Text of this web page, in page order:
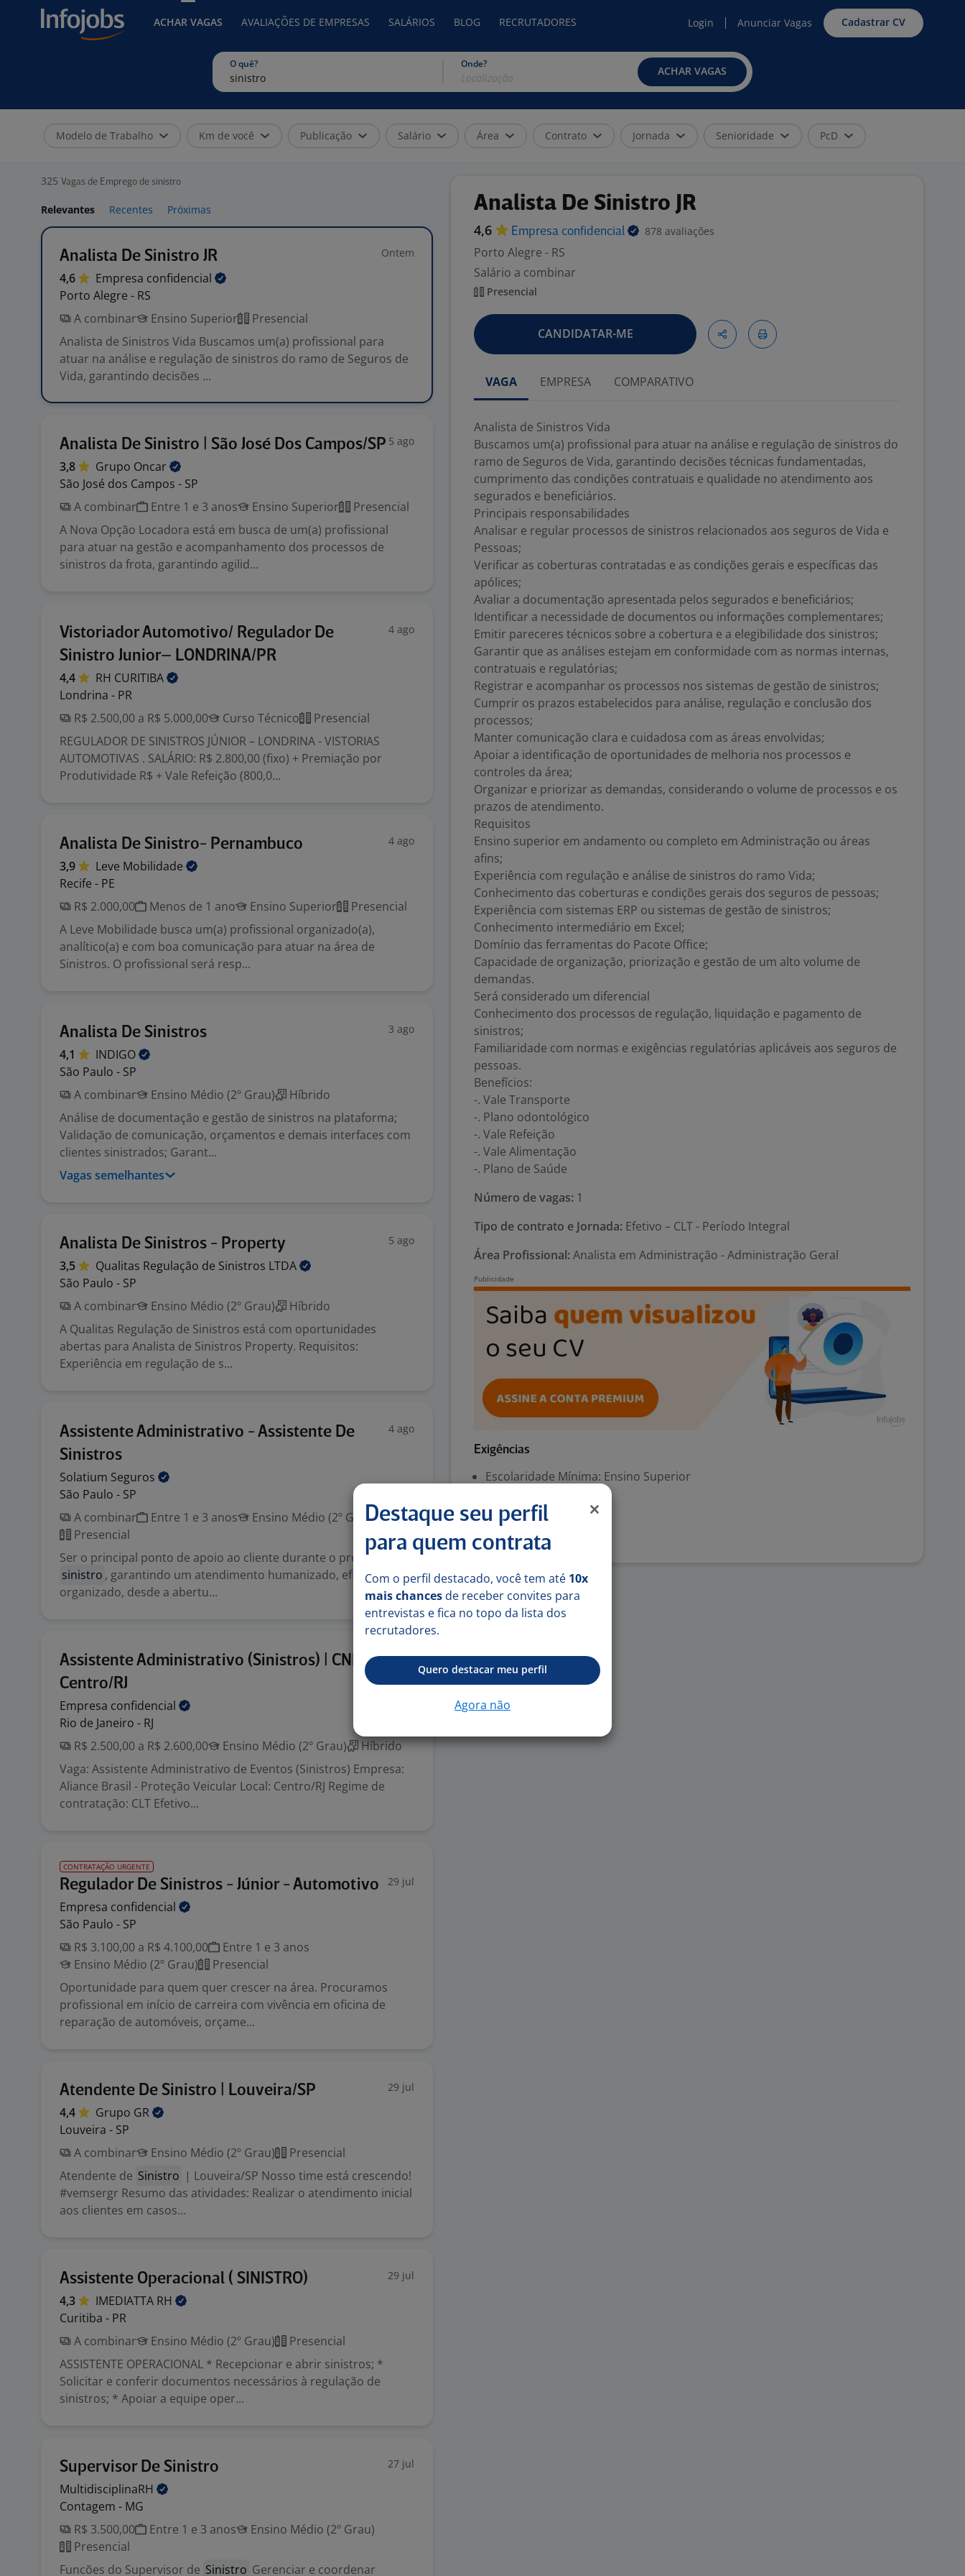
ACHAR VAGAS AVALIAÇÕES DE EMPRESAS SALÁRIOS BLOG RECRUTADORES Login Anunciar Vagas Cadastrar CV
O quê? Onde?
ACHAR VAGAS
Modelo de Trabalho Km de você Publicação Salário Área Contrato Jornada Senioridade PcD
325 Vagas de Emprego de sinistro
Relevantes Recentes Próximas
Analista De Sinistro JR Ontem
4,6 Empresa confidencial
Porto Alegre - RS
A combinar
Ensino Superior
Presencial
Analista de Sinistros Vida Buscamos um(a) profissional para
atuar na análise e regulação de sinistros do ramo de Seguros de
Vida, garantindo decisões ...
Analista De Sinistro | São José Dos Campos/SP 5 ago
3,8 Grupo Oncar
São José dos Campos - SP
A combinar
Entre 1 e 3 anos Ensino Superior
Presencial
A Nova Opção Locadora está em busca de um(a) profissional
para atuar na gestão e acompanhamento dos processos de
sinistros da frota, garantindo agilid...
Vistoriador Automotivo/ Regulador De
Sinistro Junior– LONDRINA/PR
4 ago
4,4 RH CURITIBA
Londrina - PR
R$ 2.500,00 a R$ 5.000,00
Curso Técnico
Presencial
REGULADOR DE SINISTROS JÚNIOR – LONDRINA - VISTORIAS
AUTOMOTIVAS . SALÁRIO: R$ 2.800,00 (fixo) + Premiação por
Produtividade R$ + Vale Refeição (800,0...
Analista De Sinistro- Pernambuco 4 ago
3,9 Leve Mobilidade
Recife - PE
R$ 2.000,00
Menos de 1 ano Ensino Superior
Presencial
A Leve Mobilidade busca um(a) profissional organizado(a),
analítico(a) e com boa comunicação para atuar na área de
Sinistros. O profissional será resp...
Analista De Sinistros 3 ago
4,1
INDIGO
São Paulo - SP
A combinar
Ensino Médio (2º Grau)
Híbrido
Análise de documentação e gestão de sinistros na plataforma;
Validação de comunicação, orçamentos e demais interfaces com
clientes sinistrados; Garant...
Vagas semelhantes
Analista De Sinistros - Property 5 ago
3,5 Qualitas Regulação de Sinistros LTDA
São Paulo - SP
A combinar
Ensino Médio (2º Grau)
Híbrido
A Qualitas Regulação de Sinistros está com oportunidades
abertas para Analista de Sinistros Property. Requisitos:
Experiência em regulação de s...
Assistente Administrativo - Assistente De
Sinistros
4 ago
Solatium Seguros
São Paulo - SP
A combinar
Entre 1 e 3 anos
Ensino Médio (2º Grau)
Presencial
Ser o principal ponto de apoio ao cliente durante o processo de
sinistro , garantindo um atendimento humanizado, eficiente e
organizado, desde a abertu...
Assistente Administrativo (Sinistros) | CNH B -
Centro/RJ
3 ago
Empresa confidencial
Rio de Janeiro - RJ
R$ 2.500,00 a R$ 2.600,00
Ensino Médio (2º Grau)
Híbrido
Vaga: Assistente Administrativo de Eventos (Sinistros) Empresa:
Aliance Brasil - Proteção Veicular Local: Centro/RJ Regime de
contratação: CLT Efetivo...
CONTRATAÇÃO URGENTE
Regulador De Sinistros - Júnior - Automotivo 29 jul
Empresa confidencial
São Paulo - SP
R$ 3.100,00 a R$ 4.100,00
Entre 1 e 3 anos
Ensino Médio (2º Grau)
Presencial
Oportunidade para quem quer crescer na área. Procuramos
profissional em início de carreira com vivência em oficina de
reparação de automóveis, orçame...
Atendente De Sinistro | Louveira/SP 29 jul
4,4 Grupo GR
Louveira - SP
A combinar
Ensino Médio (2º Grau)
Presencial
Atendente de Sinistro | Louveira/SP Nosso time está crescendo!
#vemsergr Resumo das atividades: Realizar o atendimento inicial
aos clientes em casos...
Assistente Operacional ( SINISTRO) 29 jul
4,3 IMEDIATTA RH
Curitiba - PR
A combinar
Ensino Médio (2º Grau)
Presencial
ASSISTENTE OPERACIONAL * Recepcionar e abrir sinistros; *
Solicitar e conferir documentos necessários à regulação de
sinistros; * Apoiar a equipe oper...
Supervisor De Sinistro 27 jul
MultidisciplinaRH
Contagem - MG
R$ 3.500,00
Entre 1 e 3 anos
Ensino Médio (2º Grau)
Presencial
Funcões do Supervisor de Sinistro Gerenciar e coordenar
Analista De Sinistro JR
4,6 Empresa confidencial 878 avaliações
Porto Alegre - RS
Salário a combinar
Presencial
CANDIDATAR-ME
VAGA EMPRESA COMPARATIVO
Analista de Sinistros Vida
Buscamos um(a) profissional para atuar na análise e regulação de sinistros do
ramo de Seguros de Vida, garantindo decisões técnicas fundamentadas,
cumprimento das condições contratuais e qualidade no atendimento aos
segurados e beneficiários.
Principais responsabilidades
Analisar e regular processos de sinistros relacionados aos seguros de Vida e
Pessoas;
Verificar as coberturas contratadas e as condições gerais e específicas das
apólices;
Avaliar a documentação apresentada pelos segurados e beneficiários;
Identificar a necessidade de documentos ou informações complementares;
Emitir pareceres técnicos sobre a cobertura e a elegibilidade dos sinistros;
Garantir que as análises estejam em conformidade com as normas internas,
contratuais e regulatórias;
Registrar e acompanhar os processos nos sistemas de gestão de sinistros;
Cumprir os prazos estabelecidos para análise, regulação e conclusão dos
processos;
Manter comunicação clara e cuidadosa com as áreas envolvidas;
Apoiar a identificação de oportunidades de melhoria nos processos e
controles da área;
Organizar e priorizar as demandas, considerando o volume de processos e os
prazos de atendimento.
Requisitos
Ensino superior em andamento ou completo em Administração ou áreas
afins;
Experiência com regulação e análise de sinistros do ramo Vida;
Conhecimento das coberturas e condições gerais dos seguros de pessoas;
Experiência com sistemas ERP ou sistemas de gestão de sinistros;
Conhecimento intermediário em Excel;
Domínio das ferramentas do Pacote Office;
Capacidade de organização, priorização e gestão de um alto volume de
demandas.
Será considerado um diferencial
Conhecimento dos processos de regulação, liquidação e pagamento de
sinistros;
Familiaridade com normas e exigências regulatórias aplicáveis aos seguros de
pessoas.
Benefícios:
-. Vale Transporte
-. Plano odontológico
-. Vale Refeição
-. Vale Alimentação
-. Plano de Saúde
Número de vagas: 1
Tipo de contrato e Jornada: Efetivo – CLT - Período Integral
Área Profissional: Analista em Administração - Administração Geral
Exigências
Escolaridade Mínima: Ensino Superior
Denunciar vaga
Destaque seu perfil
para quem contrata
Com o perfil destacado, você tem até 10x
mais chances de receber convites para
entrevistas e fica no topo da lista dos
recrutadores.
Quero destacar meu perfil
Agora não